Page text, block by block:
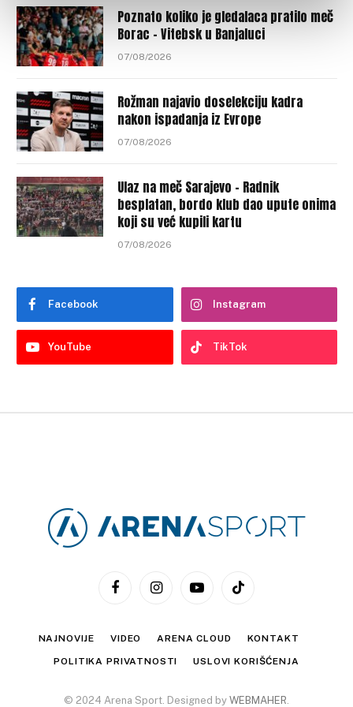
Poznato koliko je gledalaca pratilo meč
Borac – Vitebsk u Banjaluci
07/08/2026
Rožman najavio doselekciju kadra
nakon ispadanja iz Evrope
07/08/2026
Ulaz na meč Sarajevo – Radnik
besplatan, bordo klub dao upute onima
koji su već kupili kartu
07/08/2026
Facebook Instagram
YouTube TikTok
FacebookInstagramYouTubeTikTok
NAJNOVIJE VIDEO ARENA CLOUD KONTAKT
POLITIKA PRIVATNOSTI USLOVI KORIŠĆENJA
© 2024 Arena Sport. Designed by WEBMAHER